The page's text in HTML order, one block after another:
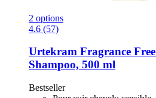
2 options
4.6 (57)
Urtekram Fragrance
Shampoo, 500 ml
Bestseller